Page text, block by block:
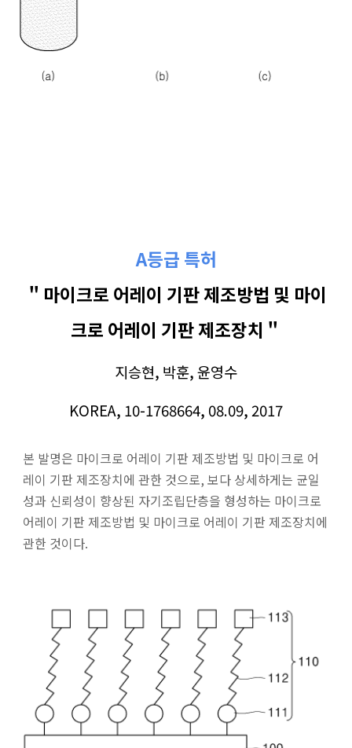
A등급 특허
＂마이크로 어레이 기판 제조방법 및 마이
크로 어레이 기판 제조장치＂
지승현, 박훈, 윤영수
KOREA, 10-1768664, 08.09, 2017
본 발명은 마이크로 어레이 기판 제조방법 및 마이크로 어
레이 기판 제조장치에 관한 것으로, 보다 상세하게는 균일
성과 신뢰성이 향상된 자기조립단층을 형성하는 마이크로
어레이 기판 제조방법 및 마이크로 어레이 기판 제조장치에
관한 것이다.